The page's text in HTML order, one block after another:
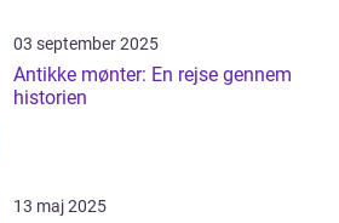
03 september 2025
Antikke mønter: En rejse gennem
historien
13 maj 2025